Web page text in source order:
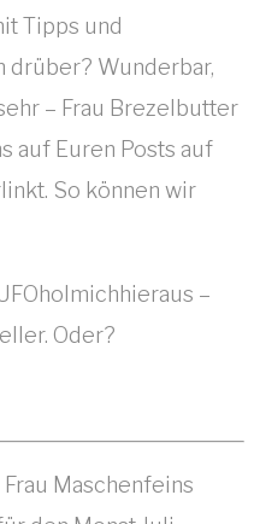
Tipps und
drüber? Wunderbar,
– Frau Brezelbutter
auf Euren Posts auf
So können wir
–
Oder?
Maschenfeins